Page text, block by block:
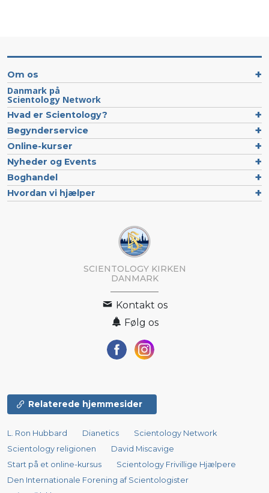
Om os
Danmark på
Scientology Network
Hvad er Scientology?
Begynderservice
Online-kurser
Nyheder og Events
Boghandel
Hvordan vi hjælper
SCIENTOLOGY KIRKEN
DANMARK
Kontakt os
Følg os
Relaterede hjemmesider
L. Ron Hubbard Dianetics
Scientology Network
Scientology religionen
David Miscavige
Start på et online-kursus
Scientology Frivillige Hjælpere
Den Internationale Forening af Scientologister